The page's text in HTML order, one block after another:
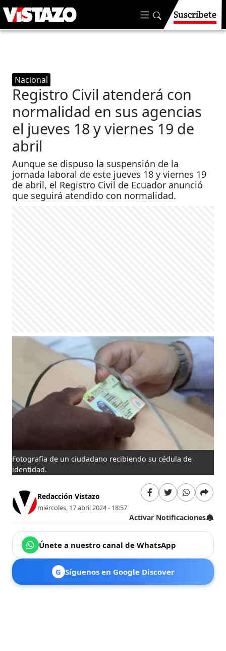
Suscríbete
Nacional
Registro Civil atenderá con
normalidad en sus agencias
el jueves 18 y viernes 19 de
abril
Aunque se dispuso la suspensión de la
jornada laboral de este jueves 18 y viernes 19
de abril, el Registro Civil de Ecuador anunció
que seguirá atendido con normalidad.
Fotografía de un ciudadano recibiendo su cédula de
identidad.
Redacción Vistazo
miércoles, 17 abril 2024 - 18:57
Activar Notificaciones
Únete a nuestro canal de WhatsApp
G Síguenos en Google Discover